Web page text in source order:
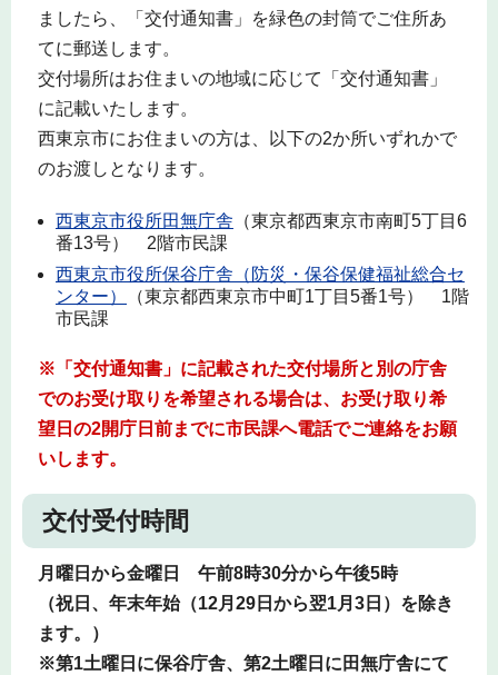
ましたら、「交付通知書」を緑色の封筒でご住所あ
てに郵送します。
交付場所はお住まいの地域に応じて「交付通知書」
に記載いたします。
西東京市にお住まいの方は、以下の2か所いずれかで
のお渡しとなります。
西東京市役所田無庁舎 （東京都西東京市南町5丁目6
番13号） 2階市民課
西東京市役所保谷庁舎（防災・保谷保健福祉総合セ
ンター）
（東京都西東京市中町1丁目5番1号） 1階
市民課
※「交付通知書」に記載された交付場所と別の庁舎
でのお受け取りを希望される場合は、お受け取り希
望日の2開庁日前までに市民課へ電話でご連絡をお願
いします。
交付受付時間
月曜日から金曜日 午前8時30分から午後5時
（祝日、年末年始（12月29日から翌1月3日）を除き
ます。）
※第1土曜日に保谷庁舎、第2土曜日に田無庁舎にて